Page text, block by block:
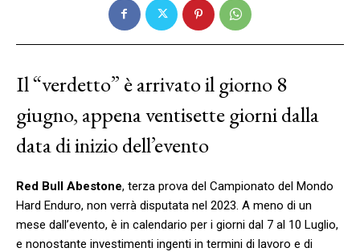
Il “verdetto” è arrivato il giorno 8
giugno, appena ventisette giorni dalla
data di inizio dell’evento
Red Bull Abestone, terza prova del Campionato del Mondo
Hard Enduro, non verrà disputata nel 2023. A meno di un
mese dall’evento, è in calendario per i giorni dal 7 al 10 Luglio,
e nonostante investimenti ingenti in termini di lavoro e di